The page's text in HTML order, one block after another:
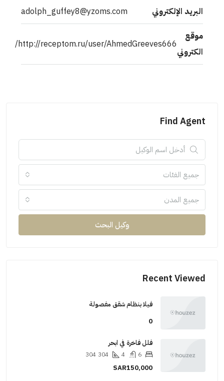
البريد الإلكتروني adolph_guffey8@yzoms.com
موقع
الكتروني
http://receptom.ru/user/AhmedGreeves666/
Find Agent
جميع الفئات
جميع المدن
وكيل البحث
Recent Viewed
فيلا بنظام شقق مفصولة
0
فلل فاخرة في ابحر
304
304
SAR150,000